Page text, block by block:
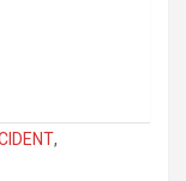
,